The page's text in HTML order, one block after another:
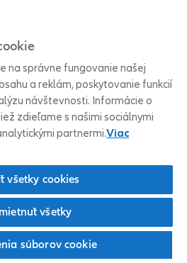
na správne fungovanie našej
a reklám, poskytovanie funkcií
návštevnosti. Informácie o
zdieľame s našimi sociálnymi
partnermi.Viac
všetky cookies
všetky
súborov cookie